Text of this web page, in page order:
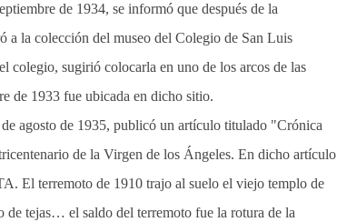
de 1934, se informó que después de la
a la colección del museo del Colegio de San Luis
colegio, sugirió colocarla en uno de los arcos de las
de 1933 fue ubicada en dicho sitio.
agosto de 1935, publicó un artículo titulado "Crónica
de la Virgen de los Ángeles. En dicho artículo
El terremoto de 1910 trajo al suelo el viejo templo de
de tejas… el saldo del terremoto fue la rotura de la